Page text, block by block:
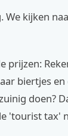
kijken
prijzen:
biertjes
doen?
'tourist tax'